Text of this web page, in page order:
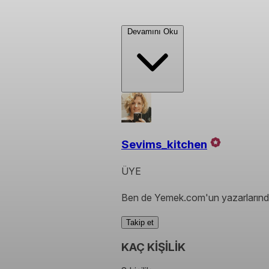
Devamını Oku
Sevims_kitchen
ÜYE
Ben de Yemek.com'un
Takip et
KAÇ KİŞİLİK